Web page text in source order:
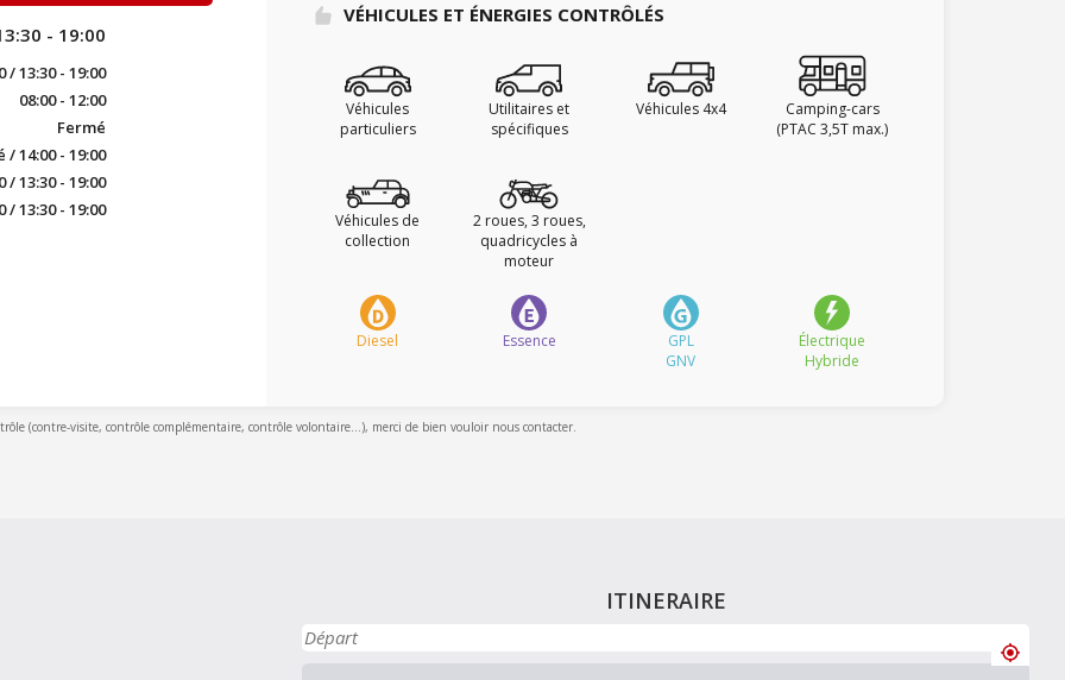
- 19:00
/ 13:30 - 19:00
08:00 - 12:00
Fermé
/ 14:00 - 19:00
/ 13:30 - 19:00
/ 13:30 - 19:00
VÉHICULES ET ÉNERGIES CONTRÔLÉS
Véhicules
particuliers
Utilitaires et
spécifiques
Véhicules 4x4
Camping-cars
(PTAC 3,5T max.)
Véhicules de
collection
2 roues, 3 roues,
quadricycles à
moteur
Diesel Essence
GPL
GNV
Électrique
Hybride
(contre-visite, contrôle complémentaire, contrôle volontaire...), merci de bien vouloir nous contacter.
ITINERAIRE